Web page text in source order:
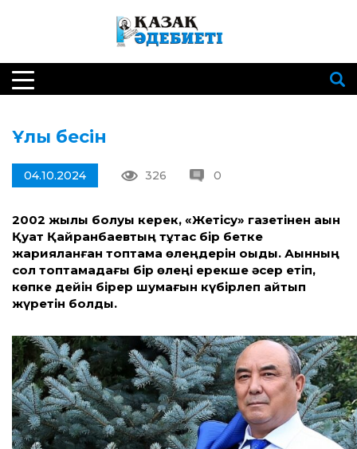
Ұлы бесін
04.10.2024 326 0
2002 жылы болуы керек, «Жетісу» газетінен ақын
Қуат Қайранбаевтың тұтас бір бетке
жарияланған топтама өлеңдерін оқыдық. Ақынның
сол топтамадағы бір өлеңі ерекше әсер етіп,
көпке дейін бірер шумағын күбірлеп айтып
жүретін болдық.